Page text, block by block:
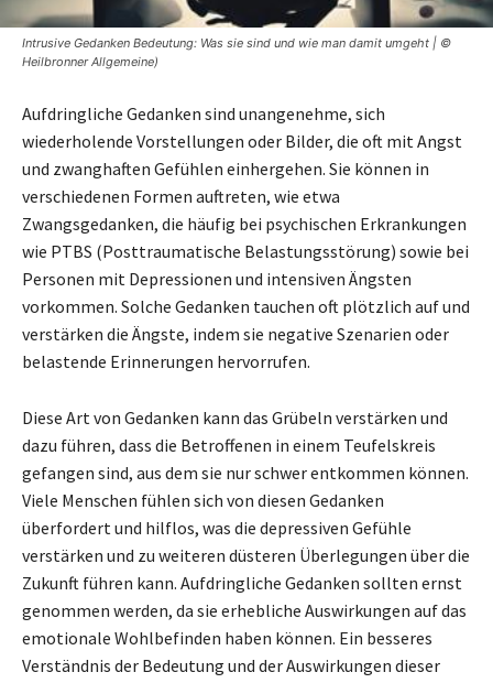
Intrusive Gedanken Bedeutung: Was sie sind und wie man damit umgeht | ©
Heilbronner Allgemeine)
Aufdringliche Gedanken sind unangenehme, sich
wiederholende Vorstellungen oder Bilder, die oft mit Angst
und zwanghaften Gefühlen einhergehen. Sie können in
verschiedenen Formen auftreten, wie etwa
Zwangsgedanken, die häufig bei psychischen Erkrankungen
wie PTBS (Posttraumatische Belastungsstörung) sowie bei
Personen mit Depressionen und intensiven Ängsten
vorkommen. Solche Gedanken tauchen oft plötzlich auf und
verstärken die Ängste, indem sie negative Szenarien oder
belastende Erinnerungen hervorrufen.
Diese Art von Gedanken kann das Grübeln verstärken und
dazu führen, dass die Betroffenen in einem Teufelskreis
gefangen sind, aus dem sie nur schwer entkommen können.
Viele Menschen fühlen sich von diesen Gedanken
überfordert und hilflos, was die depressiven Gefühle
verstärken und zu weiteren düsteren Überlegungen über die
Zukunft führen kann. Aufdringliche Gedanken sollten ernst
genommen werden, da sie erhebliche Auswirkungen auf das
emotionale Wohlbefinden haben können. Ein besseres
Verständnis der Bedeutung und der Auswirkungen dieser